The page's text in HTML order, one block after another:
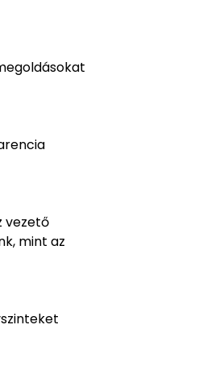
vezető
mint az